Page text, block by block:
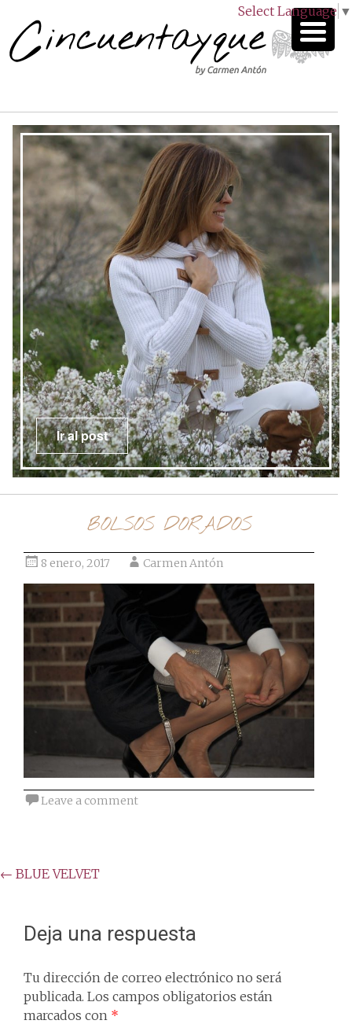
Select Language ▼
Ir al post
BOLSOS DORADOS
8 enero, 2017 Carmen Antón
Leave a comment
Post
← BLUE VELVET
Deja una respuesta
Tu dirección de correo electrónico no será
publicada. Los campos obligatorios están
marcados con *